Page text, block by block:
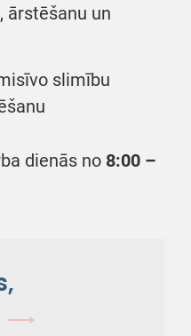
ārstēšanu un
slimību
dienās no 8:00 –